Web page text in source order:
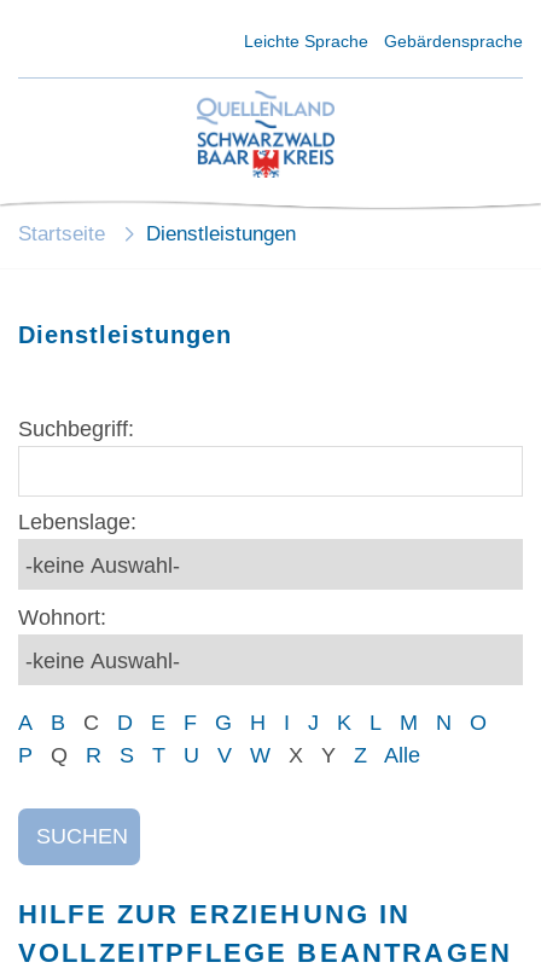
Leichte Sprache Gebärdensprache
Startseite Dienstleistungen
Dienstleistungen
Suchbegriff:
Lebenslage:
Wohnort:
A B C D E F G H I J K L M N
O
P
Q R S T U V W X Y Z Alle
SUCHEN
HILFE ZUR ERZIEHUNG IN
VOLLZEITPFLEGE BEANTRAGEN